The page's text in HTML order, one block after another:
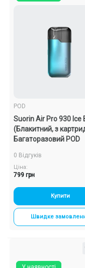
POD
Suorin Air Pro 930 Ice
(Блакитний, з
Багаторазовий POD
0 Відгуків
Ціна:
799 грн
Купити
Швидке